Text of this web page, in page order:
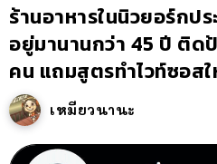
ร้านอาหารในนิวยอร์กป
อยู่มานานกว่า 45 ปี ติ
คน แถมสูตรทำไวท์ซอส
เหมียวนานะ